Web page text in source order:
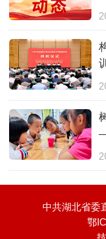
中共湖北省委
鄂